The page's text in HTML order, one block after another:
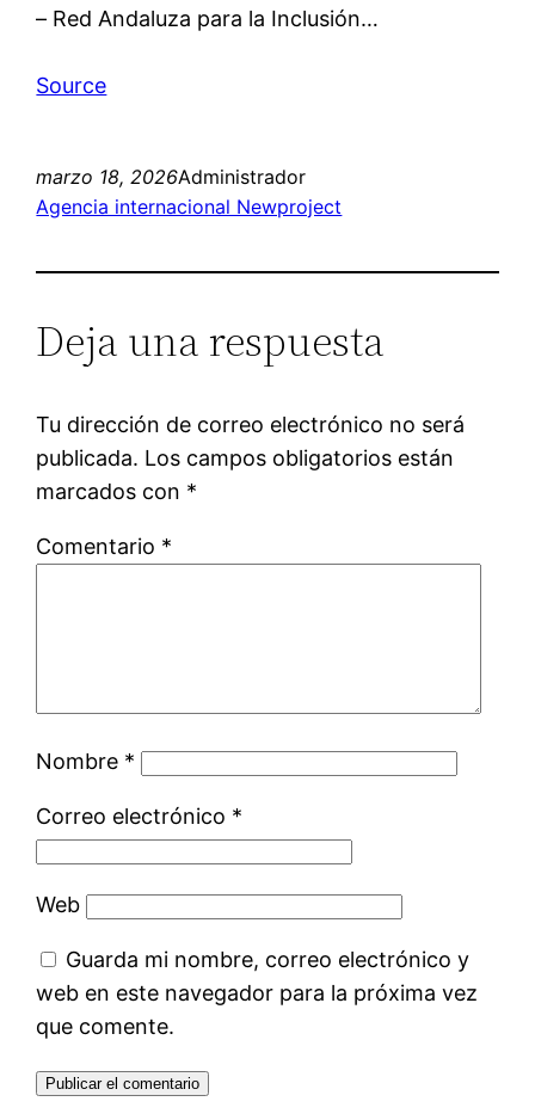
– Red Andaluza para la Inclusión…
Source
marzo 18, 2026Administrador
Agencia internacional Newproject
Deja una respuesta
Tu dirección de correo electrónico no será
publicada. Los campos obligatorios están
marcados con *
Comentario *
Nombre *
Correo electrónico *
Web
Guarda mi nombre, correo electrónico y
web en este navegador para la próxima vez
que comente.